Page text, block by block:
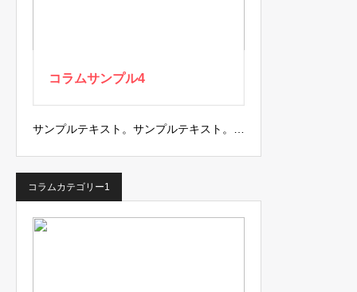
コラムサンプル4
サンプルテキスト。サンプルテキスト。…
コラムカテゴリー1